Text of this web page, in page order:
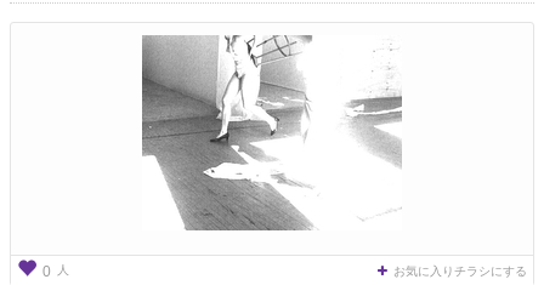
i
0 人 お気に入りチラシにする